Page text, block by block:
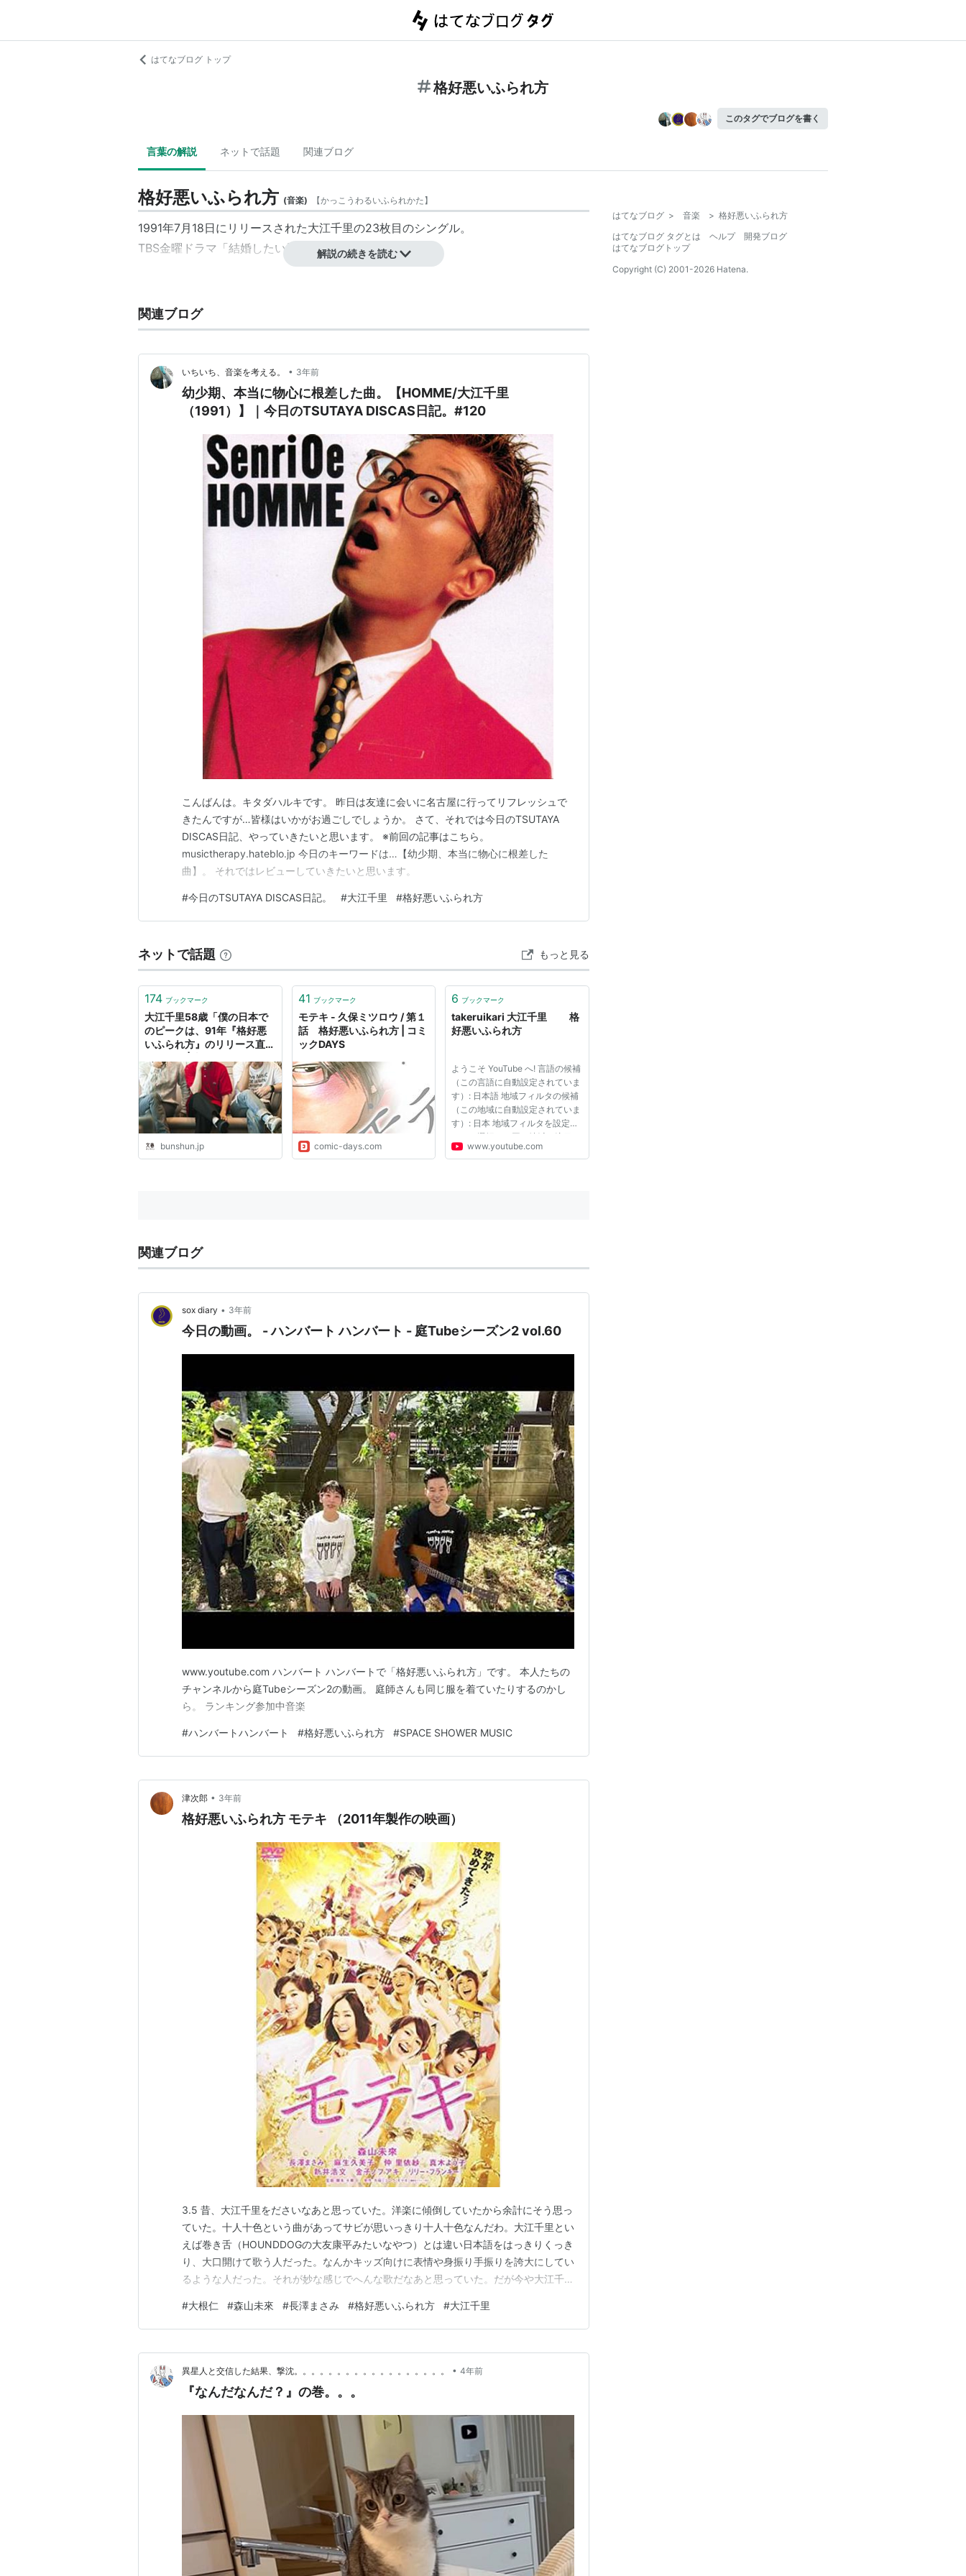
はてなブログ トップ
格好悪いふられ方
このタグでブログを書く
言葉の解説 ネットで話題 関連ブログ
格好悪いふられ方 (音楽) 【かっこうわるいふられかた】
1991年7月18日にリリースされた大江千里の23枚目のシングル。
TBS金曜ドラマ「結婚したい男たち」主題歌。
解説の続きを読む
関連ブログ
いちいち、音楽を考える。 • 3年前
幼少期、本当に物心に根差した曲。【HOMME/大江千里
（1991）】｜今日のTSUTAYA DISCAS日記。#120
こんばんは。キタダハルキです。 昨日は友達に会いに名古屋に行ってリフレッシュで
きたんですが…皆様はいかがお過ごしでしょうか。 さて、それでは今日のTSUTAYA
DISCAS日記、やっていきたいと思います。 ※前回の記事はこちら。
musictherapy.hateblo.jp 今日のキーワードは…【幼少期、本当に物心に根差した
曲】。 それではレビューしていきたいと思います。
#今日のTSUTAYA DISCAS日記。 #大江千里 #格好悪いふられ方
ネットで話題 もっと見る
174 ブックマーク
大江千里58歳「僕の日本で
のピークは、91年『格好悪
いふられ方』のリリース直前
bunshun.jp
41 ブックマーク
モテキ - 久保ミツロウ / 第１
話 格好悪いふられ方 | コミ
ックDAYS
comic-days.com
6 ブックマーク
takeruikari 大江千里 格
好悪いふられ方
ようこそ YouTube へ! 言語の候補
（この言語に自動設定されていま
す）: 日本語 地域フィルタの候補
（この地域に自動設定されていま
す）: 日本 地域フィルタを設定す
ると、選択した国や地域で注目さ
れている動画が [再生回数の多い
www.youtube.com
関連ブログ
sox diary • 3年前
今日の動画。 - ハンバート ハンバート - 庭Tubeシーズン2 vol.60
www.youtube.com ハンバート ハンバートで「格好悪いふられ方」です。 本人たちの
チャンネルから庭Tubeシーズン2の動画。 庭師さんも同じ服を着ていたりするのかし
ら。 ランキング参加中音楽
#ハンバートハンバート #格好悪いふられ方 #SPACE SHOWER MUSIC
津次郎 • 3年前
格好悪いふられ方 モテキ （2011年製作の映画）
3.5 昔、大江千里をださいなあと思っていた。洋楽に傾倒していたから余計にそう思っ
ていた。十人十色という曲があってサビが思いっきり十人十色なんだわ。大江千里とい
えば巻き舌（HOUNDDOGの大友康平みたいなやつ）とは違い日本語をはっきりくっき
り、大口開けて歌う人だった。なんかキッズ向けに表情や身振り手振りを誇大にしてい
るような人だった。それが妙な感じでへんな歌だなあと思っていた。だが今や大江千里
が初取材に行った野外フェスでDQNかっぷるから思いっきり嘲罵されるところでベソ
かいて逃げ走るとき大江千里の格好悪いふられ…
#大根仁 #森山未來 #長澤まさみ #格好悪いふられ方 #大江千里
異星人と交信した結果、撃沈。。。。。。。。。。。。。。。。。。 • 4年前
『なんだなんだ？』の巻。。。
はてなブログ > 音楽 > 格好悪いふられ方
はてなブログ タグとは
ヘルプ
開発ブログ
はてなブログトップ
Copyright (C) 2001-2026 Hatena.